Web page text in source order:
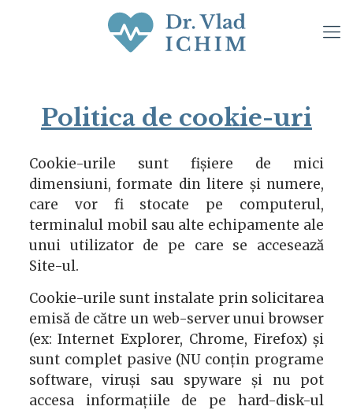
Politica de cookie-uri
Cookie-urile sunt fișiere de mici
dimensiuni, formate din litere și numere,
care vor fi stocate pe computerul,
terminalul mobil sau alte echipamente ale
unui utilizator de pe care se accesează
Site-ul.
Cookie-urile sunt instalate prin solicitarea
emisă de către un web-server unui browser
(ex: Internet Explorer, Chrome, Firefox) și
sunt complet pasive (NU conțin programe
software, viruși sau spyware și nu pot
accesa informațiile de pe hard-disk-ul